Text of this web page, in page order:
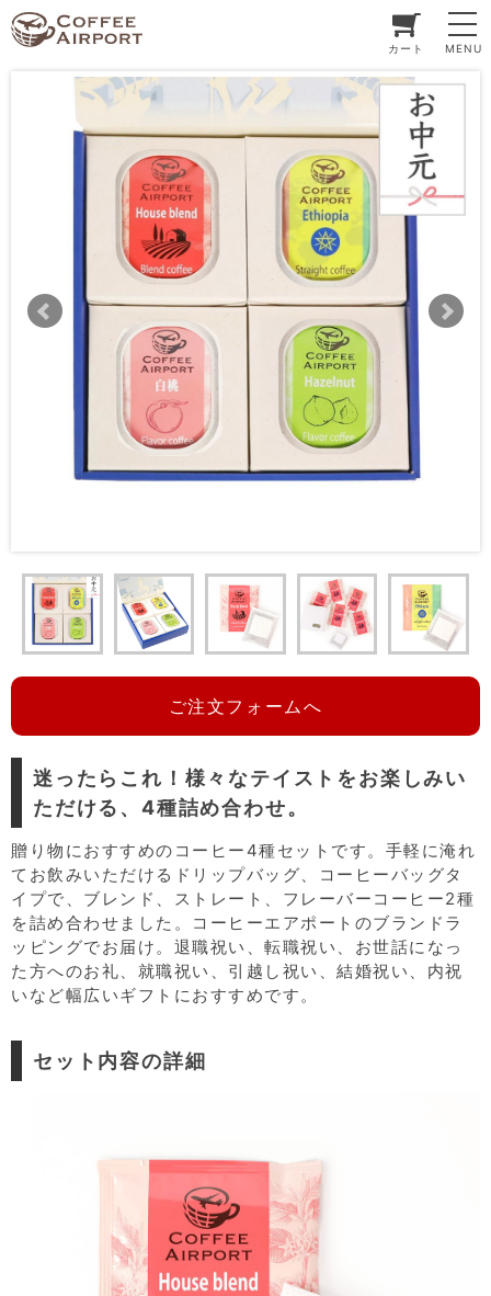
カート MENU
ご注文フォームへ
迷ったらこれ！様々なテイストをお楽しみい
ただける、4種詰め合わせ。
贈り物におすすめのコーヒー4種セットです。手軽に淹れ
てお飲みいただけるドリップバッグ、コーヒーバッグタ
イプで、ブレンド、ストレート、フレーバーコーヒー2種
を詰め合わせました。コーヒーエアポートのブランドラ
ッピングでお届け。退職祝い、転職祝い、お世話になっ
た方へのお礼、就職祝い、引越し祝い、結婚祝い、内祝
いなど幅広いギフトにおすすめです。
セット内容の詳細